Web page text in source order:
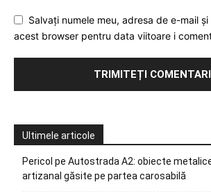
Salvați numele meu, adresa de e-mail
acest browser pentru data viitoare i
Ultimele articole
Pericol pe Autostrada A2: obiecte
artizanal găsite pe partea carosabilă